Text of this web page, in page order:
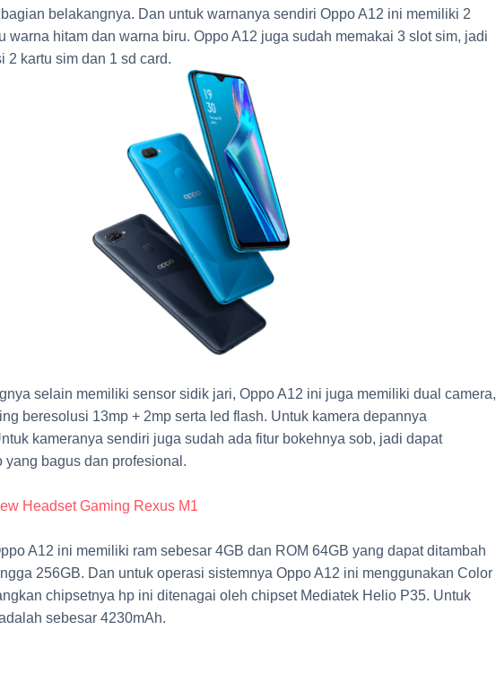
belakangnya. Dan untuk warnanya sendiri Oppo A12 ini memiliki 2
warna hitam dan warna biru. Oppo A12 juga sudah memakai 3 slot sim, jadi
2 kartu sim dan 1 sd card.
selain memiliki sensor sidik jari, Oppo A12 ini juga memiliki dual camera,
beresolusi 13mp + 2mp serta led flash. Untuk kamera depannya
kameranya sendiri juga sudah ada fitur bokehnya sob, jadi dapat
yang bagus dan profesional.
Headset Gaming Rexus M1
A12 ini memiliki ram sebesar 4GB dan ROM 64GB yang dapat ditambah
256GB. Dan untuk operasi sistemnya Oppo A12 ini menggunakan Color
chipsetnya hp ini ditenagai oleh chipset Mediatek Helio P35. Untuk
sebesar 4230mAh.